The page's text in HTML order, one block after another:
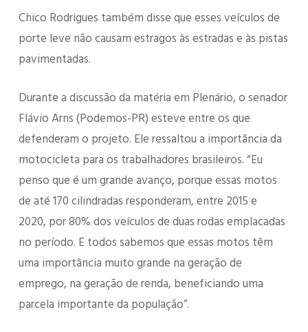
Chico Rodrigues também disse que esses veículos de
porte leve não causam estragos às estradas e às pistas
pavimentadas.
Durante a discussão da matéria em Plenário, o senador
Flávio Arns (Podemos-PR) esteve entre os que
defenderam o projeto. Ele ressaltou a importância da
motocicleta para os trabalhadores brasileiros. “Eu
penso que é um grande avanço, porque essas motos
de até 170 cilindradas responderam, entre 2015 e
2020, por 80% dos veículos de duas rodas emplacadas
no período. E todos sabemos que essas motos têm
uma importância muito grande na geração de
emprego, na geração de renda, beneficiando uma
parcela importante da população”.